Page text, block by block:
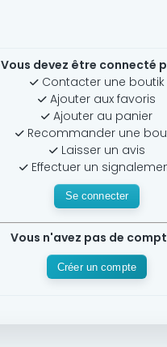
Vous devez être connecté
Contacter une boutik
Ajouter aux favoris
Ajouter au panier
Recommander une
Laisser un avis
Effectuer un
Se connecter
Vous n'avez pas de
Créer un compte